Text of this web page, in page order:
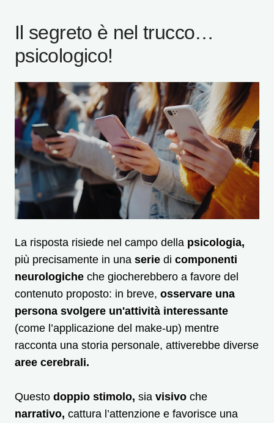
Il segreto è nel trucco…
psicologico!
La risposta risiede nel campo della psicologia,
più precisamente in una serie di componenti
neurologiche che giocherebbero a favore del
contenuto proposto: in breve, osservare una
persona svolgere un'attività interessante
(come l’applicazione del make-up) mentre
racconta una storia personale, attiverebbe diverse
aree cerebrali.
Questo doppio stimolo, sia visivo che
narrativo, cattura l’attenzione e favorisce una